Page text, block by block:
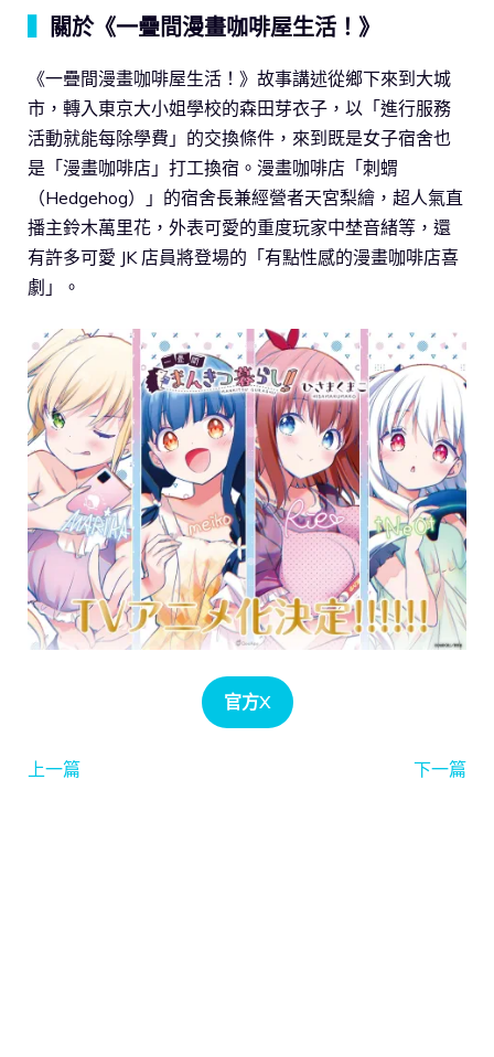
關於《一疊間漫畫咖啡屋生活！》
《一疊間漫畫咖啡屋生活！》故事講述從鄉下來到大城
市，轉入東京大小姐學校的森田芽衣子，以「進行服務
活動就能每除學費」的交換條件，來到既是女子宿舍也
是「漫畫咖啡店」打工換宿。漫畫咖啡店「刺蝟
（Hedgehog）」的宿舍長兼經營者天宮梨繪，超人氣直
播主鈴木萬里花，外表可愛的重度玩家中埜音緒等，還
有許多可愛 JK 店員將登場的「有點性感的漫畫咖啡店喜
劇」。
官方X
上一篇 下一篇